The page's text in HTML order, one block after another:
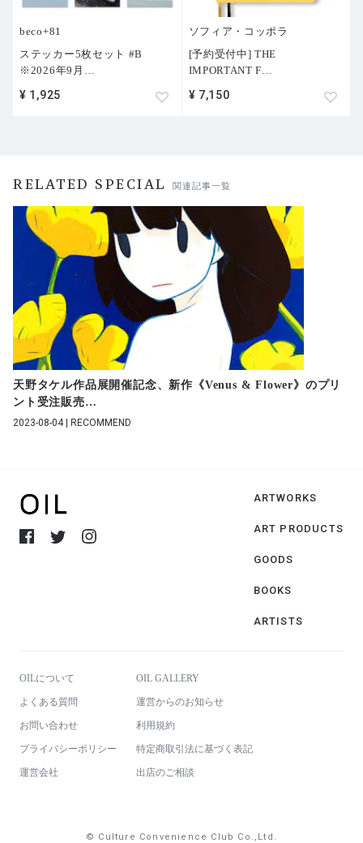
beco+81
ステッカー5枚セット #B
※2026年9月 …
¥ 1,925
ソフィア・コッポラ
[予約受付中] THE
IMPORTANT F…
¥ 7,150
RELATED SPECIAL 関連記事一覧
天野タケル作品展開催記念、新作《Venus & Flower》のプリ
ント受注販売…
2023-08-04 | RECOMMEND
ARTWORKS
ART PRODUCTS
GOODS
BOOKS
ARTISTS
OILについて OIL GALLERY
よくある質問 運営からのお知らせ
お問い合わせ 利用規約
プライバシーポリシー 特定商取引法に基づく表記
運営会社 出店のご相談
© Culture Convenience Club Co.,Ltd.